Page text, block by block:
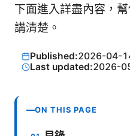
下面進入詳盡內容，
講清楚。
Published:2026-04-
Last updated:2026-
ON THIS PAGE